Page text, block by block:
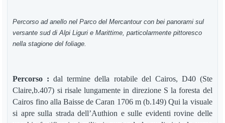
Percorso ad anello nel Parco del Mercantour con bei panorami sul
versante sud di Alpi Liguri e Marittime, particolarmente pittoresco
nella stagione del foliage.
Percorso :dal termine della rotabile del Cairos, D40 (Ste
Claire,b.407) si risale lungamente in direzione S la foresta del
Cairos fino alla Baisse de Caran 1706 m (b.149) Qui la visuale
si apre sulla strada dell’Authion e sulle evidenti rovine delle